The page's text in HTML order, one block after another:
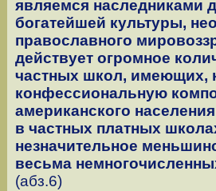
являемся наследниками
богатейшей культуры,
православного
действует огромное
частных школ, имеющих,
конфессиональную
американского
в частных платных
незначительное
весьма
(абз.6)